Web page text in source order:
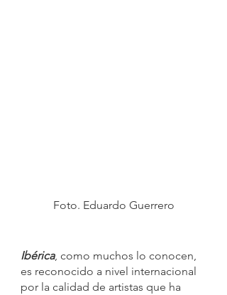
Foto. Eduardo Guerrero
Ibérica, como muchos lo conocen,
es reconocido a nivel internacional
por la calidad de artistas que ha